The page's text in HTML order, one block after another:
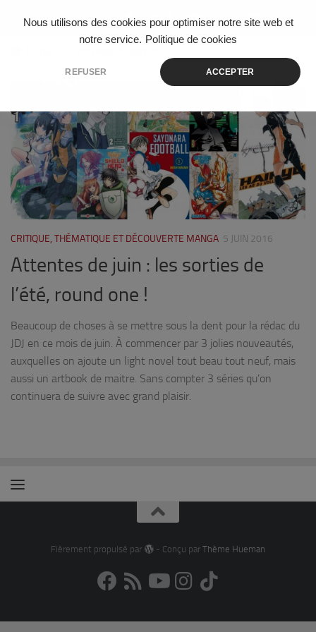
Nous utilisons des cookies pour optimiser notre site web et
notre service. Politique de cookies
REFUSER ACCEPTER
Skip to content
CRITIQUE, THÉMATIQUE ET DÉCOUVERTE MANGA 5 JUIN 2016
Attentes de juin : les sorties de
l’été, round one !
Beaucoup de choses à se mettre sous la dent pour la rédac du
JDJ en ce mois de juin. À commencer par 3 jolies nouveautés,
auxquelles on ajoute un light novel tout beau tout neuf, mais
aussi un artbook de maitre. Sans compter 3 séries qu’on
continuera de suivre avec grand plaisir.
Fièrement propulsé par - Conçu par Thème Hueman